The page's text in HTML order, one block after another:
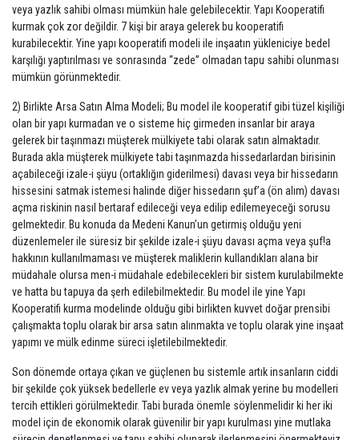
veya yazlık sahibi olması mümkün hale gelebilecektir. Yapı Kooperatifi
kurmak çok zor değildir. 7 kişi bir araya gelerek bu kooperatifi
kurabilecektir. Yine yapı kooperatifi modeli ile inşaatın yükleniciye bedel
karşılığı yaptırılması ve sonrasında “zede” olmadan tapu sahibi olunması
mümkün görünmektedir.
2) Birlikte Arsa Satın Alma Modeli; Bu model ile kooperatif gibi tüzel kişiliği
olan bir yapı kurmadan ve o sisteme hiç girmeden insanlar bir araya
gelerek bir taşınmazı müşterek mülkiyete tabi olarak satın almaktadır.
Burada akla müşterek mülkiyete tabi taşınmazda hissedarlardan birisinin
açabileceği izale-i şüyu (ortaklığın giderilmesi) davası veya bir hissedarın
hissesini satmak istemesi halinde diğer hissedarın şuf’a (ön alım) davası
açma riskinin nasıl bertaraf edileceği veya edilip edilemeyeceği sorusu
gelmektedir. Bu konuda da Medeni Kanun’un getirmiş olduğu yeni
düzenlemeler ile süresiz bir şekilde izale-i şüyu davası açma veya şuf!a
hakkının kullanılmaması ve müşterek maliklerin kullandıkları alana bir
müdahale olursa men-i müdahale edebilecekleri bir sistem kurulabilmekte
ve hatta bu tapuya da şerh edilebilmektedir. Bu model ile yine Yapı
Kooperatifi kurma modelinde olduğu gibi birlikten kuvvet doğar prensibi
çalışmakta toplu olarak bir arsa satın alınmakta ve toplu olarak yine inşaat
yapımı ve mülk edinme süreci işletilebilmektedir.
Son dönemde ortaya çıkan ve güçlenen bu sistemle artık insanların ciddi
bir şekilde çok yüksek bedellerle ev veya yazlık almak yerine bu modelleri
tercih ettikleri görülmektedir. Tabi burada önemle söylenmelidir ki her iki
model için de ekonomik olarak güvenilir bir yapı kurulması yine mutlaka